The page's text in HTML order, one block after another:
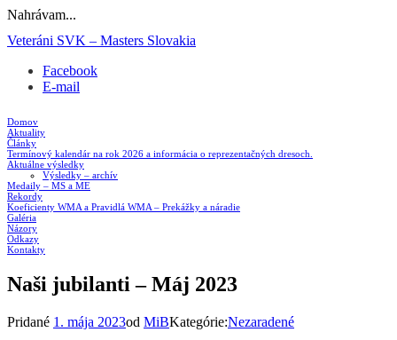
Nahrávam...
Prejsť
obsah
Veteráni SVK – Masters Slovakia
Facebook
E-mail
Domov
Aktuality
Články
Termínový kalendár na rok 2026 a informácia o reprezentačných dresoch.
Aktuálne výsledky
Výsledky – archív
Medaily – MS a ME
Rekordy
Koeficienty WMA a Pravidlá WMA – Prekážky a náradie
Galéria
Názory
Odkazy
Kontakty
Naši jubilanti – Máj 2023
Pridané 1. mája 2023od MiBKategórie:Nezaradené